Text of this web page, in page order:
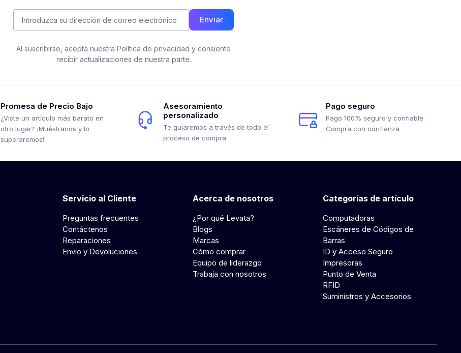
Enviar
Al suscribirse, acepta nuestra Política de privacidad y consiente
recibir actualizaciones de nuestra parte.
Promesa de Precio Bajo
¿Viste un artículo más barato en
otro lugar? ¡Muéstranos y lo
superaremos!
Asesoramiento
personalizado
Te guiaremos a través de todo el
proceso de compra
Pago seguro
Pago 100% seguro y confiable.
Compra con confianza
Servicio al Cliente
Preguntas frecuentes
Contáctenos
Reparaciones
Envío y Devoluciones
Acerca de nosotros
¿Por qué Levata?
Blogs
Marcas
Cómo comprar
Equipo de liderazgo
Trabaja con nosotros
Categorías de artículo
Computadoras
Escáneres de Códigos de
Barras
ID y Acceso Seguro
Impresoras
Punto de Venta
RFID
Suministros y Accesorios